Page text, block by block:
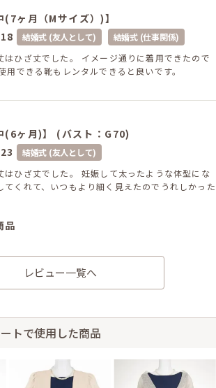
ヶ月（Mサイズ）)】
結婚式 (友人として)
結婚式 (仕事関係)
はひざ丈でした。 イメージ通りに着用できたので
用できる靴もレンタルできると良いです。
(6ヶ月)】 (バスト：G70)
結婚式 (友人として)
はひざ丈でした。 妊娠して太ったような体型にな
てくれて、いつもより細く見えたのでうれしかった
品
結婚式 (友人として)
レビュー一覧へ
トで使用した商品